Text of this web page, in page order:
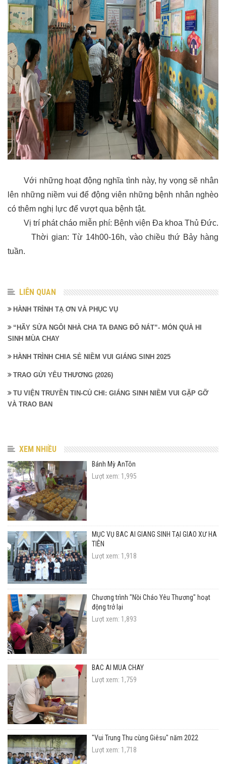
Với những hoạt động nghĩa tình này, hy vọng sẽ nhân
lên những niềm vui để động viên những bệnh nhân nghèo
có thêm nghị lực để vượt qua bệnh tật.
Vị trí phát cháo miễn phí: Bệnh viện Đa khoa Thủ Đức.
Thời gian: Từ 14h00-16h, vào chiều thứ Bảy hàng
tuần.
LIÊN QUAN
HÀNH TRÌNH TẠ ƠN VÀ PHỤC VỤ
“HÃY SỬA NGÔI NHÀ CHA TA ĐANG ĐỔ NÁT”- MÓN QUÀ HI
SINH MÙA CHAY
HÀNH TRÌNH CHIA SẺ NIỀM VUI GIÁNG SINH 2025
TRAO GỬI YÊU THƯƠNG (2026)
TU VIỆN TRUYỀN TIN-CỦ CHI: GIÁNG SINH NIỀM VUI GẶP GỠ
VÀ TRAO BAN
XEM NHIỀU
Bánh Mỳ AnTôn
Lượt xem: 1,995
MỤC VỤ BÁC ÁI GIÁNG SINH TẠI GIÁO XỨ HÀ
TIÊN
Lượt xem: 1,918
Chương trình "Nồi Cháo Yêu Thương" hoạt
động trở lại
Lượt xem: 1,893
BÁC ÁI MÙA CHAY
Lượt xem: 1,759
"Vui Trung Thu cùng Giêsu" năm 2022
Lượt xem: 1,718